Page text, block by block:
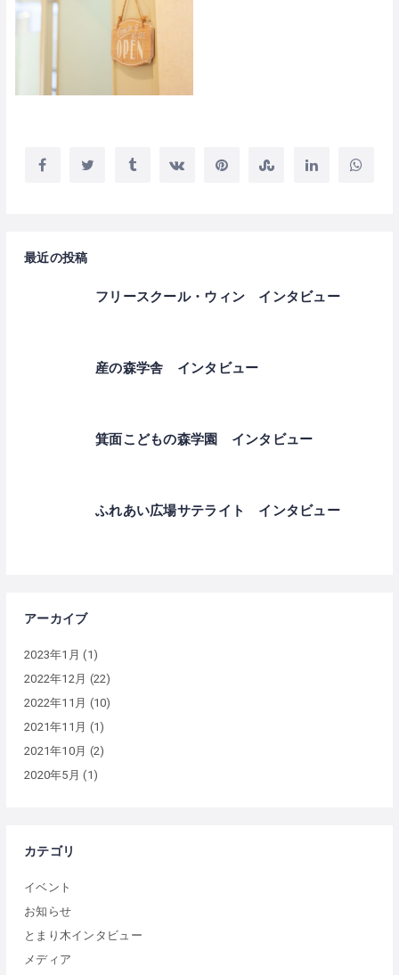
最近の投稿
フリースクール・ウィン インタビュー
産の森学舎 インタビュー
箕面こどもの森学園 インタビュー
ふれあい広場サテライト インタビュー
アーカイブ
2023年1月 (1)
2022年12月 (22)
2022年11月 (10)
2021年11月 (1)
2021年10月 (2)
2020年5月 (1)
カテゴリ
イベント
お知らせ
とまり木インタビュー
メディア